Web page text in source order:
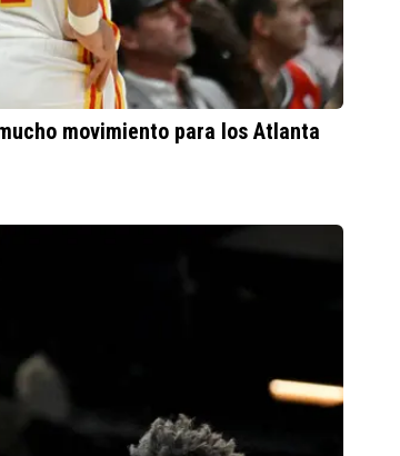
movimiento para los Atlanta